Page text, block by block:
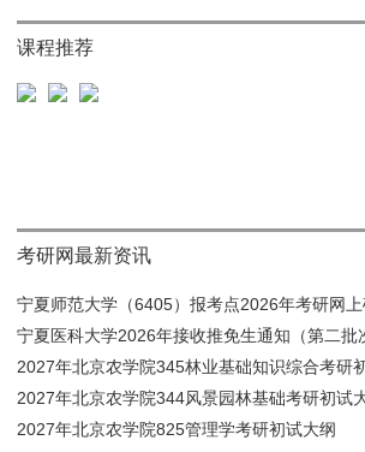
课程推荐
考研网最新资讯
宁夏师范大学（6405）报考点2026年考研网
宁夏医科大学2026年接收推免生通知（第二批
2027年北京农学院345林业基础知识综合考研
2027年北京农学院344风景园林基础考研初试
2027年北京农学院825管理学考研初试大纲